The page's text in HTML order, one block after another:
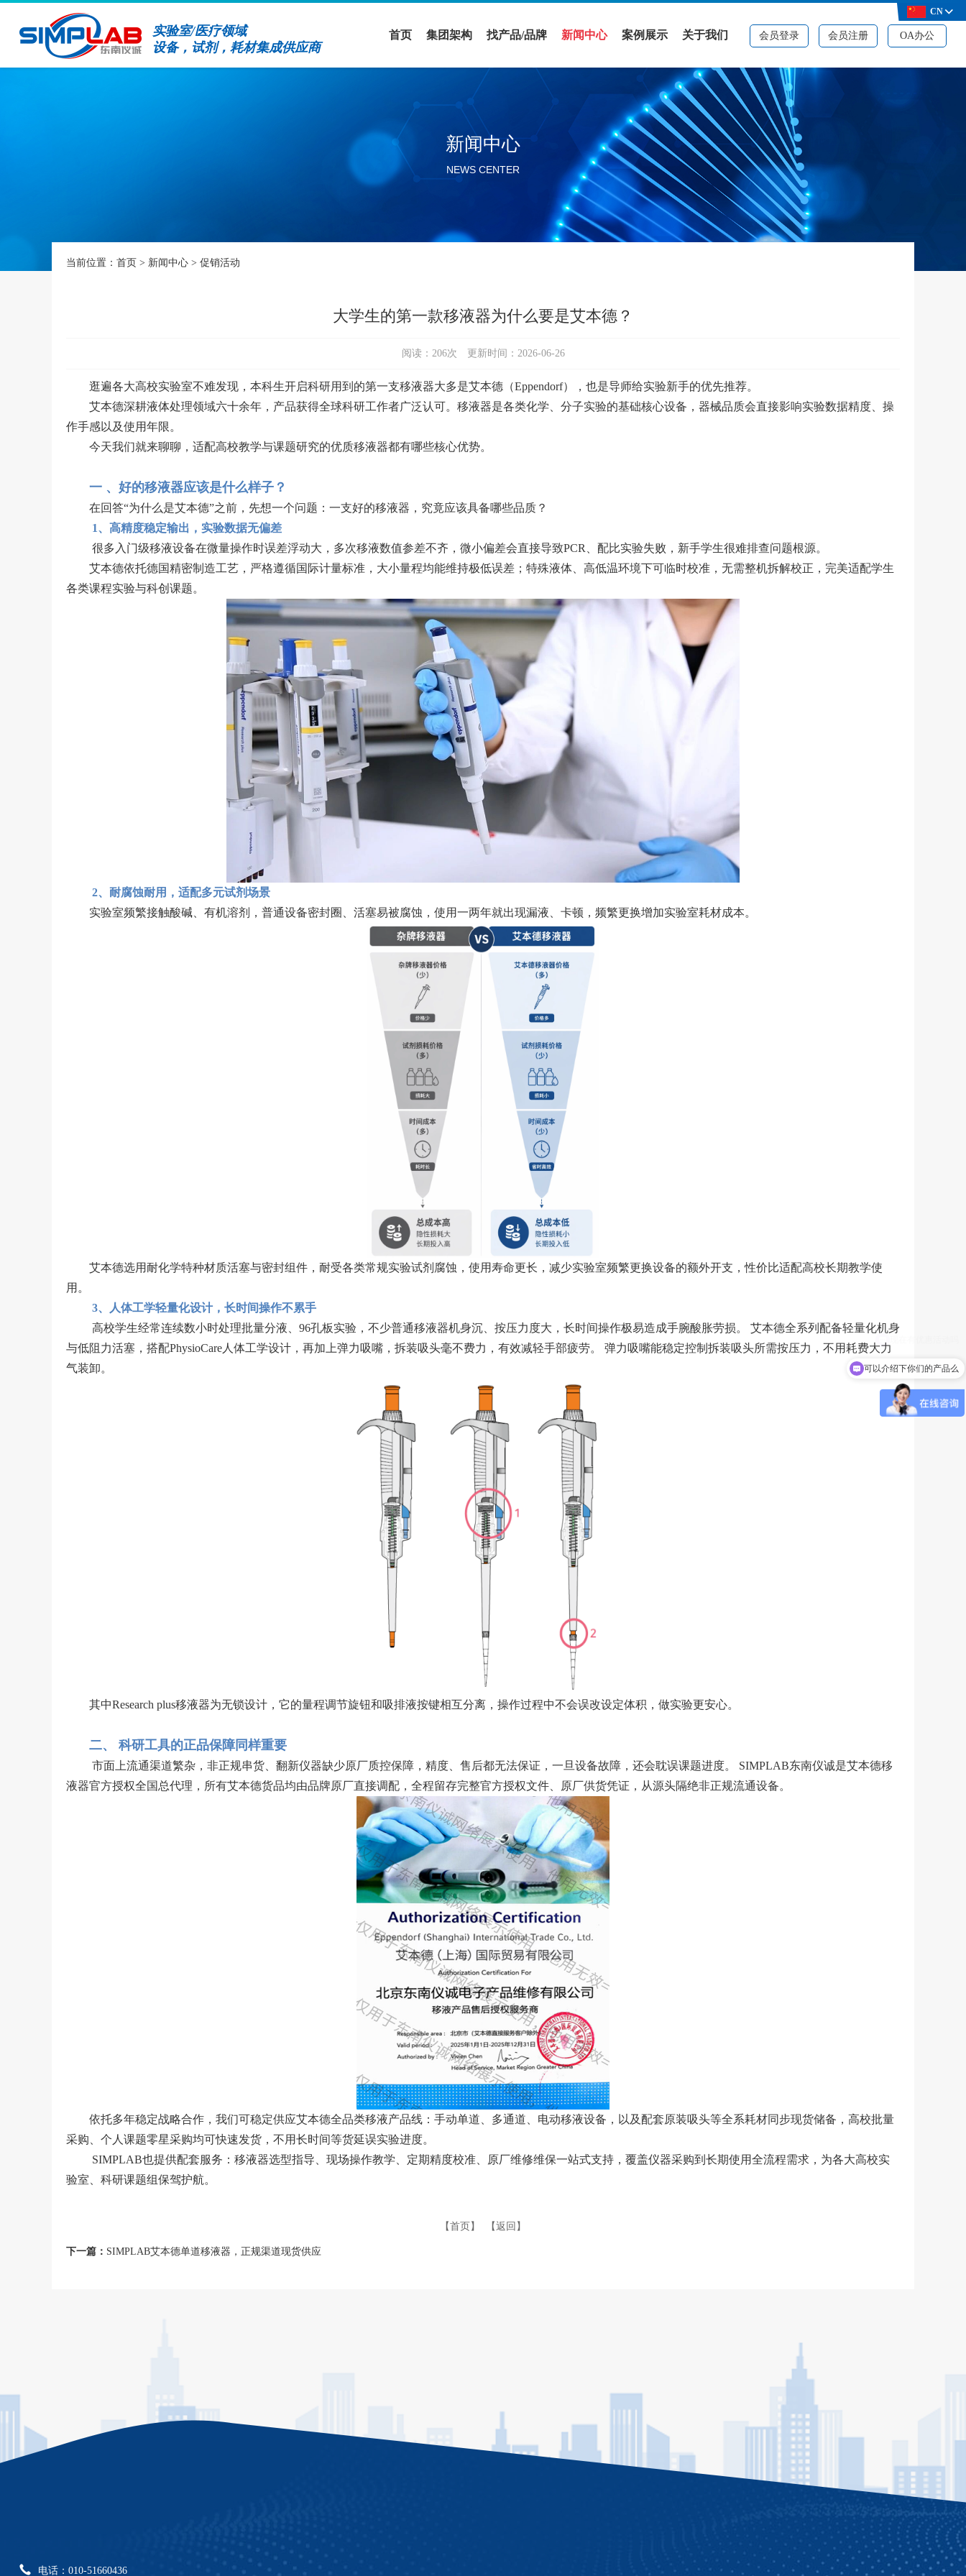
实验室/医疗领域
设备，试剂，耗材集成供应商
会员登录 会员注册 OA办公
首页 集团架构
实验室设备领域
找产品/品牌 新闻中心
公司新闻
活动展会
行业新闻
分公司新闻
案例展示
案例展示
解决方案
关于我们
公司简介
品牌资质
CN
新闻中心
NEWS CENTER
当前位置： 首页 > 新闻中心 > 促销活动
大学生的第一款移液器为什么要是艾本德？
阅读： 206次 更新时间：2026-06-26
逛遍各大高校实验室不难发现，本科生开启科研用到的第一支移液器大多是艾本德（Eppendorf），也是导师给实验新手的优先推荐。
艾本德深耕液体处理领域六十余年，产品获得全球科研工作者广泛认可。移液器是各类化学、分子实验的基础核心设备，器械品质会直接影响实验数据精度、操
作手感以及使用年限。
今天我们就来聊聊，适配高校教学与课题研究的优质移液器都有哪些核心优势。
一 、好的移液器应该是什么样子？
在回答“为什么是艾本德”之前，先想一个问题：一支好的移液器，究竟应该具备哪些品质？
1、高精度稳定输出，实验数据无偏差
很多入门级移液设备在微量操作时误差浮动大，多次移液数值参差不齐，微小偏差会直接导致PCR、配比实验失败，新手学生很难排查问题根源。
艾本德依托德国精密制造工艺，严格遵循国际计量标准，大小量程均能维持极低误差；特殊液体、高低温环境下可临时校准，无需整机拆解校正，完美适配学生
各类课程实验与科创课题。
2、耐腐蚀耐用，适配多元试剂场景
实验室频繁接触酸碱、有机溶剂，普通设备密封圈、活塞易被腐蚀，使用一两年就出现漏液、卡顿，频繁更换增加实验室耗材成本。
艾本德选用耐化学特种材质活塞与密封组件，耐受各类常规实验试剂腐蚀，使用寿命更长，减少实验室频繁更换设备的额外开支，性价比适配高校长期教学使
用。
3、人体工学轻量化设计，长时间操作不累手
高校学生经常连续数小时处理批量分液、96孔板实验，不少普通移液器机身沉、按压力度大，长时间操作极易造成手腕酸胀劳损。 艾本德全系列配备轻量化机身
与低阻力活塞，搭配PhysioCare人体工学设计，再加上弹力吸嘴，拆装吸头毫不费力，有效减轻手部疲劳。 弹力吸嘴能稳定控制拆装吸头所需按压力，不用耗费大力
气装卸。
其中Research plus移液器为无锁设计，它的量程调节旋钮和吸排液按键相互分离，操作过程中不会误改设定体积，做实验更安心。
二、 科研工具的正品保障同样重要
市面上流通渠道繁杂，非正规串货、翻新仪器缺少原厂质控保障，精度、售后都无法保证，一旦设备故障，还会耽误课题进度。 SIMPLAB东南仪诚是艾本德移
液器官方授权全国总代理，所有艾本德货品均由品牌原厂直接调配，全程留存完整官方授权文件、原厂供货凭证，从源头隔绝非正规流通设备。
依托多年稳定战略合作，我们可稳定供应艾本德全品类移液产品线：手动单道、多通道、电动移液设备，以及配套原装吸头等全系耗材同步现货储备，高校批量
采购、个人课题零星采购均可快速发货，不用长时间等货延误实验进度。
SIMPLAB也提供配套服务：移液器选型指导、现场操作教学、定期精度校准、原厂维修维保一站式支持，覆盖仪器采购到长期使用全流程需求，为各大高校实
验室、科研课题组保驾护航。
【首页】 【返回】
下一篇： SIMPLAB艾本德单道移液器，正规渠道现货供应
电话：010-51660436
可以介绍下你们的产品么